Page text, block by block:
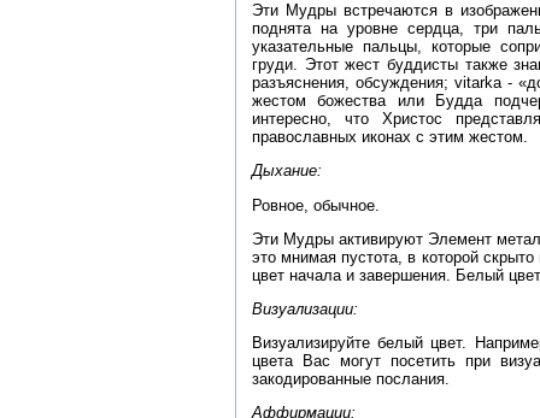
Эти Мудры встречаются в
поднята на уровне сердца, три
указательные пальцы, которые
груди. Этот жест буддисты также
разъяснения, обсуждения; vitarka -
жестом божества или Будда
интересно, что Христос
православных иконах с этим жестом.
Дыхание:
Ровное, обычное.
Эти Мудры активируют Элемент
это мнимая пустота, в которой
цвет начала и завершения. Белый
Визуализации:
Визуализируйте белый цвет.
цвета Вас могут посетить при
закодированные послания.
Аффирмации: